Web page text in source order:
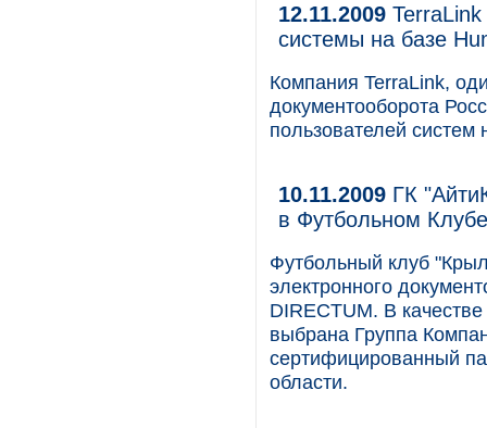
12.11.2009
системы на базе
Компания TerraLink,
документооборота
пользователей систем
10.11.2009 ГК
в Футбольном
Футбольный клуб
электронного
DIRECTUM. В
выбрана Группа
сертифицированный
области.